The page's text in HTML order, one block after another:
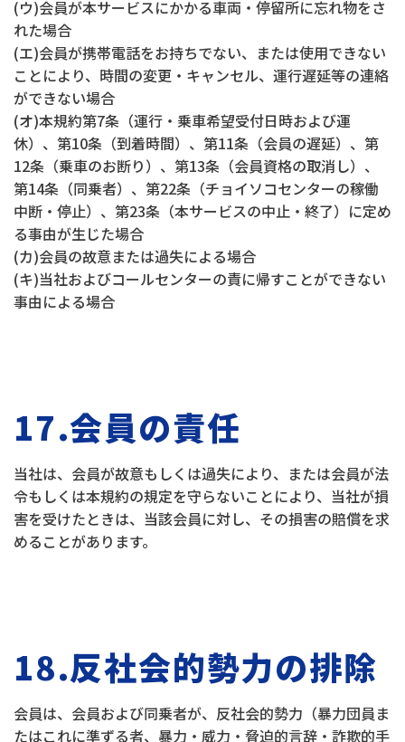
(ウ)会員が本サービスにかかる車両・停留所に忘れ物をさ
れた場合
(エ)会員が携帯電話をお持ちでない、または使用できない
ことにより、時間の変更・キャンセル、運行遅延等の連絡
ができない場合
(オ)本規約第7条（運行・乗車希望受付日時および運
休）、第10条（到着時間）、第11条（会員の遅延）、第
12条（乗車のお断り）、第13条（会員資格の取消し）、
第14条（同乗者）、第22条（チョイソコセンターの稼働
中断・停止）、第23条（本サービスの中止・終了）に定め
る事由が生じた場合
(カ)会員の故意または過失による場合
(キ)当社およびコールセンターの責に帰すことができない
事由による場合
17.会員の責任
当社は、会員が故意もしくは過失により、または会員が法
令もしくは本規約の規定を守らないことにより、当社が損
害を受けたときは、当該会員に対し、その損害の賠償を求
めることがあります。
18.反社会的勢力の排除
会員は、会員および同乗者が、反社会的勢力（暴力団員ま
たはこれに準ずる者、暴力・威力・脅迫的言辞・詐欺的手